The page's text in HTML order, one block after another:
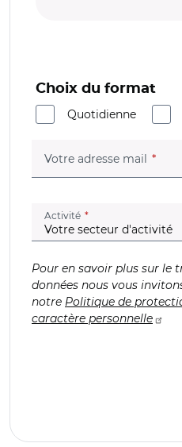
Choix du format
Quotidienne
Votre adresse mail
Activité (champ obligatoire)
Pour en savoir plus sur le
données nous vous
notre Politique de
caractère personnelle